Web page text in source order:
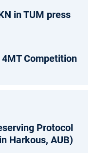
in TUM press
4MT Competition
Protocol
Harkous, AUB)